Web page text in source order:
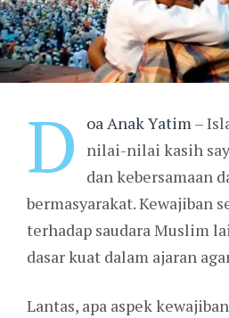
D oa Anak Yatim–
nilai-nilai kasih
dan kebersamaan
bermasyarakat. Kewajiban
terhadap saudara Muslim
dasar kuat dalam ajaran
Lantas, apa aspek